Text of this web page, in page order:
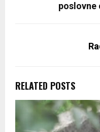
poslovne
RELATED POSTS